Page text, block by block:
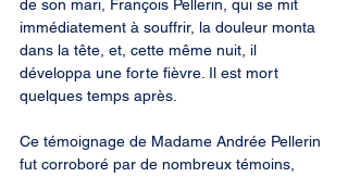
de son mari, François Pellerin, qui se mit
immédiatement à souffrir, la douleur monta
dans la tête, et, cette même nuit, il
développa une forte fièvre. Il est mort
quelques temps après.
Ce témoignage de Madame Andrée Pellerin
fut corroboré par de nombreux témoins,